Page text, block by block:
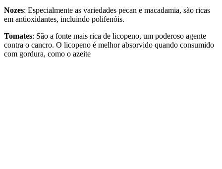
Nozes: Especialmente as variedades pecan e macadamia, são ricas
em antioxidantes, incluindo polifenóis.
Tomates: São a fonte mais rica de licopeno, um poderoso agente
contra o cancro. O licopeno é melhor absorvido quando consumido
com gordura, como o azeite